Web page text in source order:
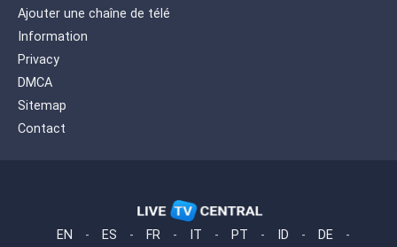
Ajouter une chaîne de télé
Information
Privacy
DMCA
Sitemap
Contact
EN - ES - FR - IT - PT - ID - DE
-